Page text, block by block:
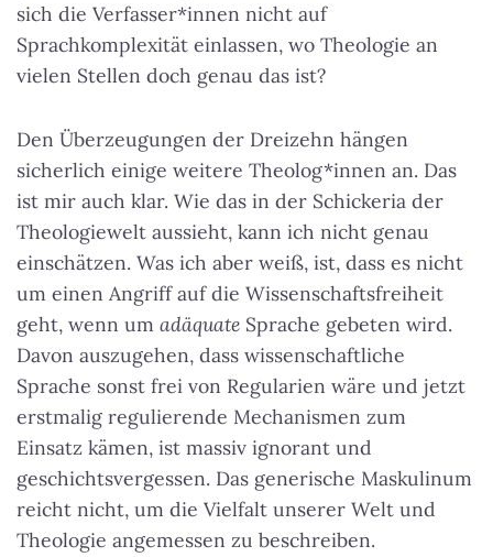
sich die Verfasser*innen nicht auf
Sprachkomplexität einlassen, wo Theologie an
vielen Stellen doch genau das ist?
Den Überzeugungen der Dreizehn hängen
sicherlich einige weitere Theolog*innen an. Das
ist mir auch klar. Wie das in der Schickeria der
Theologiewelt aussieht, kann ich nicht genau
einschätzen. Was ich aber weiß, ist, dass es nicht
um einen Angriff auf die Wissenschaftsfreiheit
geht, wenn um adäquate Sprache gebeten wird.
Davon auszugehen, dass wissenschaftliche
Sprache sonst frei von Regularien wäre und jetzt
erstmalig regulierende Mechanismen zum
Einsatz kämen, ist massiv ignorant und
geschichtsvergessen. Das generische Maskulinum
reicht nicht, um die Vielfalt unserer Welt und
Theologie angemessen zu beschreiben.